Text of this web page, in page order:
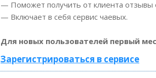
— Поможет получить от клиента отзывы
— Включает в себя сервис чаевых.
Для новых пользователей первый
Зарегистрироваться в сервисе